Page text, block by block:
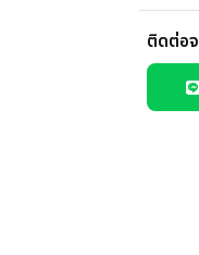
ติดต่อ